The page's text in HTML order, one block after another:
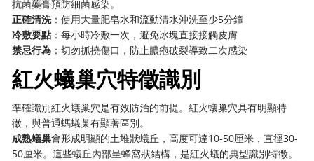
抗菌藥膏預防細菌感染。
正確清洗：使用大量肥皂水和流動清水沖洗至少5分鐘
冷敷要點 ：每小時冷敷一次，避免冰塊直接接觸皮膚
禁忌行為 ：切勿抓撓傷口，防止膿疱破裂導致二次感染
紅火蟻巢穴特徵識別
準確識別紅火蟻巢穴是有效防治的前提。紅火蟻巢穴具有明顯特
徵，與普通螞蟻巢有顯著區別。
成熟蟻巢會形成明顯的土堆狀蟻丘，高度可達10-50厘米，直徑30-
50厘米。這些蟻丘內部呈蜂窩狀結構，是紅火蟻的典型識別特徵。